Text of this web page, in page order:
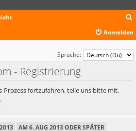
c
Anmelden
Sprache:
- Registrierung
Prozess fortzufahren, teile uns bitte mit,